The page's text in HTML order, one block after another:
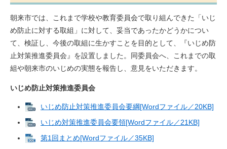
朝来市では、これまで学校や教育委員会で取り組んできた「いじ
め防止に対する取組」に対して、妥当であったかどうかについ
て、検証し、今後の取組に生かすことを目的として、『いじめ防
止対策推進委員会』を設置しました。同委員会へ、これまでの取
組や朝来市のいじめの実態を報告し、意見をいただきます。
いじめ防止対策推進委員会
いじめ防止対策推進委員会要綱[Wordファイル／20KB]
いじめ対策推進委員会要領[Wordファイル／21KB]
第1回まとめ[Wordファイル／35KB]